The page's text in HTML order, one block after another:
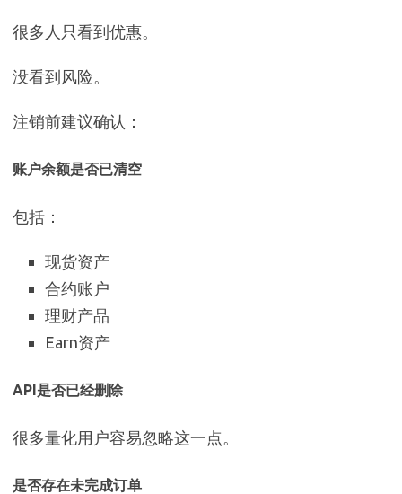
很多人只看到优惠。
没看到风险。
注销前建议确认：
账户余额是否已清空
包括：
现货资产
合约账户
理财产品
Earn资产
API是否已经删除
很多量化用户容易忽略这一点。
是否存在未完成订单